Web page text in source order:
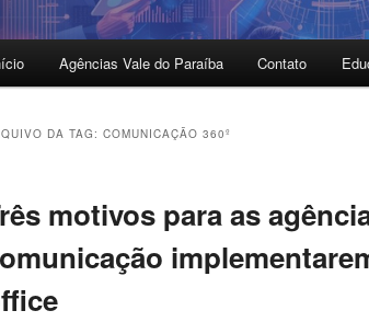
Agências Vale do Paraíba Contato
DA TAG: COMUNICAÇÃO 360º
motivos para as